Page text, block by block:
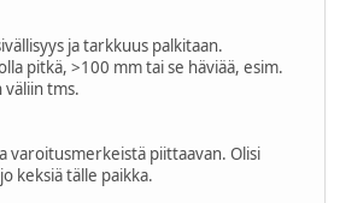
ja tarkkuus palkitaan.
pitkä, >100 mm tai se häviää, esim.
väliin tms.
varoitusmerkeistä piittaavan. Olisi
keksiä tälle paikka.